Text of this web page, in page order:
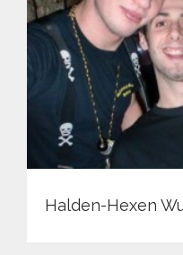
Halden-Hexen